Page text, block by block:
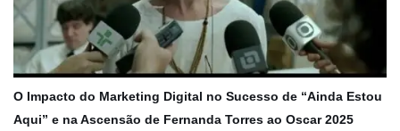
O Impacto do Marketing Digital no Sucesso de “Ainda Estou
Aqui” e na Ascensão de Fernanda Torres ao Oscar 2025